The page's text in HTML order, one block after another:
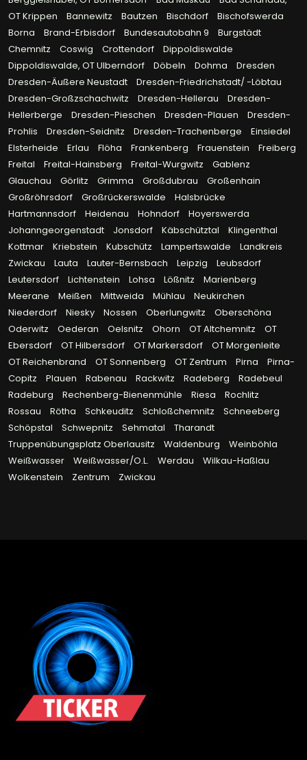
OT Krippen
Bannewitz Bautzen Bischdorf
Bischofswerda
Borna
Brand-Erbisdorf Bundesautobahn 9
Burgstädt
Chemnitz
Coswig Crottendorf
Dippoldiswalde
Dippoldiswalde, OT Ulberndorf
Döbeln Dohma
Dresden
Dresden-Äußere Neustadt
Dresden-Friedrichstadt/ -Löbtau
Dresden-Großzschachwitz
Dresden-Hellerau
Dresden-
Hellerberge
Dresden-Pieschen Dresden-Plauen
Dresden-
Prohlis
Dresden-Seidnitz Dresden-Trachenberge
Einsiedel
Elsterheide
Erlau Flöha Frankenberg Frauenstein
Freiberg
Freital
Freital-Hainsberg Freital-Wurgwitz
Gablenz
Glauchau
Görlitz Grimma Großdubrau
Großenhain
Großröhrsdorf
Großrückerswalde
Halsbrücke
Hartmannsdorf
Heidenau Hohndorf
Hoyerswerda
Johanngeorgenstadt
Jonsdorf Käbschütztal
Klingenthal
Kottmar
Kriebstein Kubschütz Lampertswalde
Landkreis
Zwickau
Lauta Lauter-Bernsbach Leipzig
Leubsdorf
Leutersdorf
Lichtenstein Lohsa Lößnitz
Marienberg
Meerane
Meißen Mittweida Mühlau
Neukirchen
Niederdorf
Niesky Nossen Oberlungwitz
Oberschöna
Oderwitz
Oederan Oelsnitz Ohorn OT Altchemnitz
OT
Ebersdorf
OT Hilbersdorf OT Markersdorf
OT Morgenleite
OT Reichenbrand
OT Sonnenberg OT Zentrum Pirna
Pirna-
Copitz
Plauen Rabenau Rackwitz Radeberg
Radebeul
Radeburg
Rechenberg-Bienenmühle Riesa
Rochlitz
Rossau
Rötha Schkeuditz Schloßchemnitz
Schneeberg
Schöpstal
Schwepnitz Sehmatal
Tharandt
Truppenübungsplatz Oberlausitz
Waldenburg
Weinböhla
Weißwasser
Weißwasser/O.L. Werdau
Wilkau-Haßlau
Wolkenstein
Zentrum Zwickau